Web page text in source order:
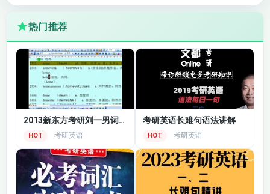
热门推荐
2013新东方考研刘一男词汇5500全套视频
HOT 考研英语
考研英语长难句语法讲解
HOT 考研英语